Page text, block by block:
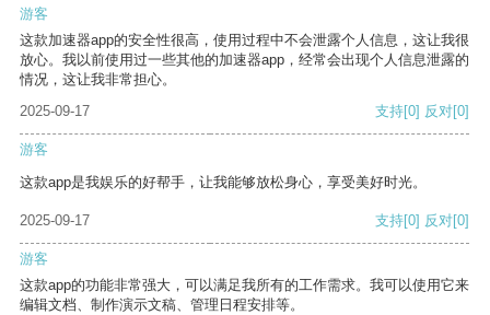
游客
这款加速器app的安全性很高，使用过程中不会泄露个人信息，这让我很
放心。我以前使用过一些其他的加速器app，经常会出现个人信息泄露的
情况，这让我非常担心。
2025-09-17
支持[0] 反对[0]
游客
这款app是我娱乐的好帮手，让我能够放松身心，享受美好时光。
2025-09-17 支持[0] 反对[0]
游客
这款app的功能非常强大，可以满足我所有的工作需求。我可以使用它来
编辑文档、制作演示文稿、管理日程安排等。